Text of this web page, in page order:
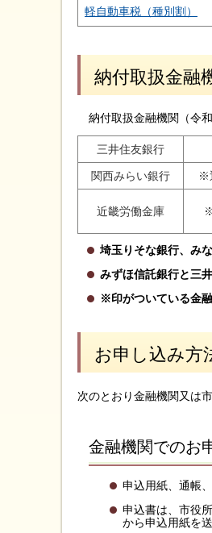
軽自動車税（種別割）
納付取扱金融
納付取扱金融機関（令和
三井住友銀行
関西みらい銀行 ※
近畿労働金庫
埼玉りそな銀行、み
みずほ信託銀行と三
※印がついている金
お申し込み方
次のとおり金融機関又は
金融機関でのお
申込用紙、通帳
申込書は、市役
から申込用紙を